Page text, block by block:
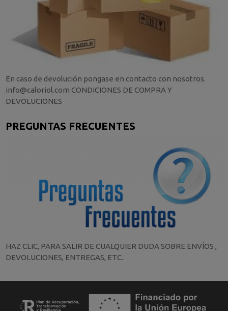
En caso de devolución pongase en contacto con nosotros.
info@caloriol.com CONDICIONES DE COMPRA Y
DEVOLUCIONES
PREGUNTAS FRECUENTES
HAZ CLIC, PARA SALIR DE CUALQUIER DUDA SOBRE ENVÍOS ,
DEVOLUCIONES, ENTREGAS, ETC.